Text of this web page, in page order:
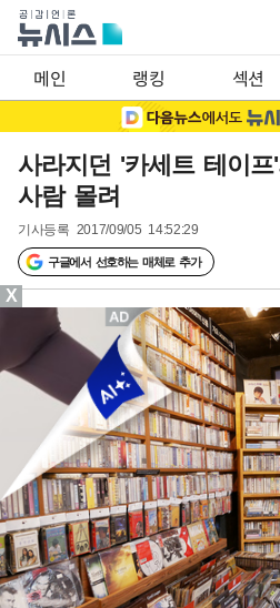
메인 랭킹 섹션
사라지던 '카세트 테이프'
사람 몰려
기사등록 2017/09/05 14:52:29
구글에서 선호하는 매체로 추가
X